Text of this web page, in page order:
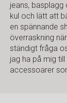
jeans,
kul och lätt att
en spännande
överraskning
ständigt fråga
jag ha på mig
accessoarer